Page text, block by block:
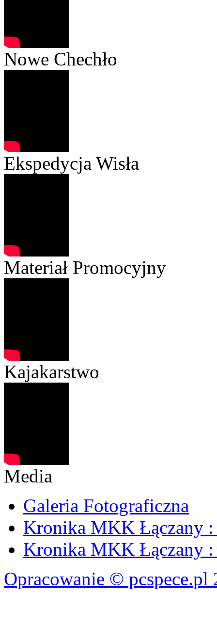
Nowe Chechło
Ekspedycja Wisła
Materiał Promocyjny
Kajakarstwo
Media
Galeria Fotograficzna
Kronika MKK Łączany :
Kronika MKK Łączany :
Opracowanie © pcspece.pl